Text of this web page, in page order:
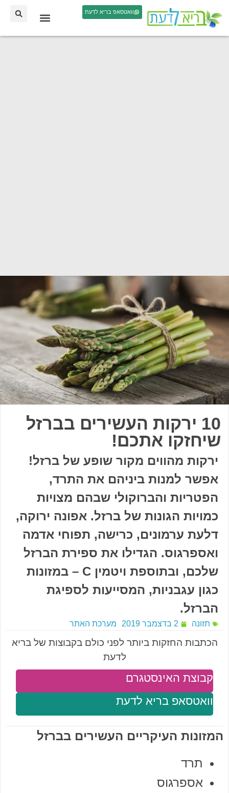
וואטסאפ בריא לדעת
10 ירקות העשירים בברזל
שיחזקו אתכם!
ירקות מהווים מקור שופע של ברזל!
אפשר למנות ביניהם את התרד,
הפטריות והברוקולי שבהם מצויות
כמויות הגונות של ברזל. אפונה ירוקה,
דלעת ערמונים, כרישה, תפוחי אדמה
ואספרגוס. הגדילו את ספירת הברזל
שלכם, ובתוספת ויטמין C – במזונות
כגון עגבניות, המסייעות לספיגת
הברזל.
תזונה 2 בדצמבר 2019 מערכת האתר
הכתבות החזקות ביותר לפני כולם בקבוצות של בריא
לדעת
וואטסאפ בריא לדעת
קבוצת האינסטגרם
המזונות העיקריים העשירים בברזל
תרד
אספרגוס